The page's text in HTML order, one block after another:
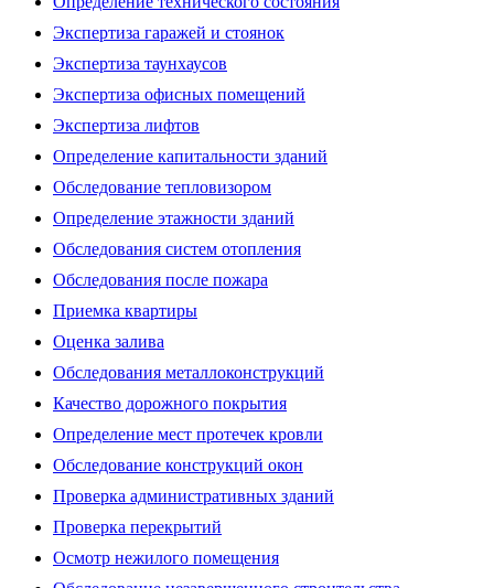
Экспертиза гаражей и стоянок
Экспертиза таунхаусов
Экспертиза офисных помещений
Экспертиза лифтов
Определение капитальности зданий
Обследование тепловизором
Определение этажности зданий
Обследования систем отопления
Обследования после пожара
Приемка квартиры
Оценка залива
Обследования металлоконструкций
Качество дорожного покрытия
Определение мест протечек кровли
Обследование конструкций окон
Проверка административных зданий
Проверка перекрытий
Осмотр нежилого помещения